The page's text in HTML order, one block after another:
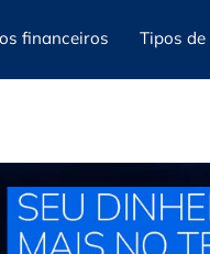
financeiros Tipos